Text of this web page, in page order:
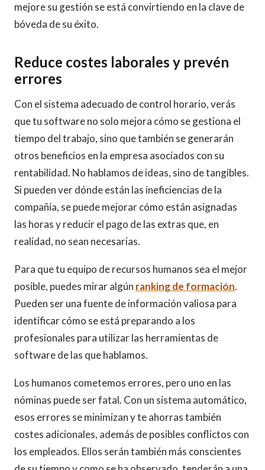
mejore su gestión se está convirtiendo en la clave de
bóveda de su éxito.
Reduce costes laborales y prevén
errores
Con el sistema adecuado de control horario, verás
que tu software no solo mejora cómo se gestiona el
tiempo del trabajo, sino que también se generarán
otros beneficios en la empresa asociados con su
rentabilidad. No hablamos de ideas, sino de tangibles.
Si pueden ver dónde están las ineficiencias de la
compañía, se puede mejorar cómo están asignadas
las horas y reducir el pago de las extras que, en
realidad, no sean necesarias.
Para que tu equipo de recursos humanos sea el mejor
posible, puedes mirar algún ranking de formación.
Pueden ser una fuente de información valiosa para
identificar cómo se está preparando a los
profesionales para utilizar las herramientas de
software de las que hablamos.
Los humanos cometemos errores, pero uno en las
nóminas puede ser fatal. Con un sistema automático,
esos errores se minimizan y te ahorras también
costes adicionales, además de posibles conflictos con
los empleados. Ellos serán también más conscientes